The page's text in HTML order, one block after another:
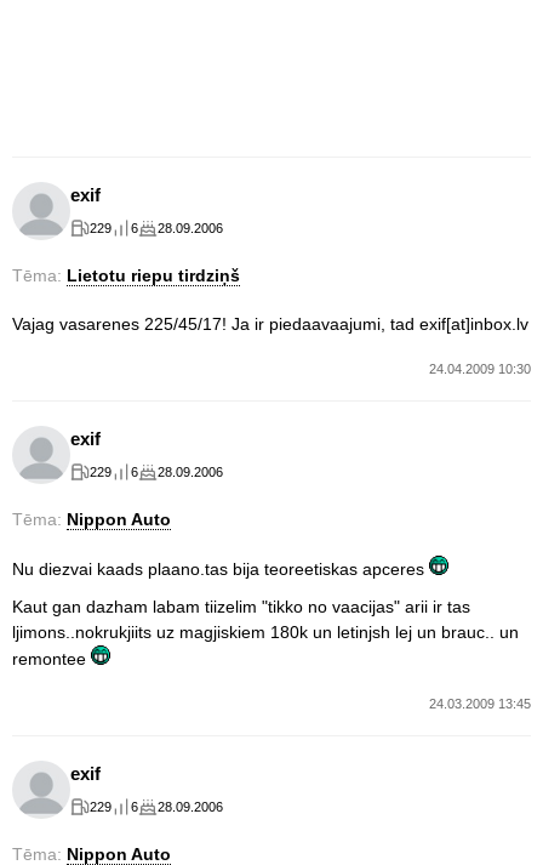
exif
229 6 28.09.2006
Tēma: Lietotu riepu tirdziņš
Vajag vasarenes 225/45/17! Ja ir piedaavaajumi, tad exif[at]inbox.lv
24.04.2009 10:30
exif
229 6 28.09.2006
Tēma: Nippon Auto
Nu diezvai kaads plaano.tas bija teoreetiskas apceres
Kaut gan dazham labam tiizelim "tikko no vaacijas" arii ir tas
ljimons..nokrukjiits uz magjiskiem 180k un letinjsh lej un brauc.. un
remontee
24.03.2009 13:45
exif
229 6 28.09.2006
Tēma: Nippon Auto